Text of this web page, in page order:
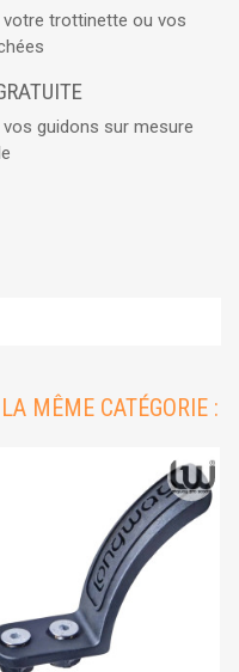
votre trottinette ou vos
vos guidons sur mesure
MÊME CATÉGORIE :